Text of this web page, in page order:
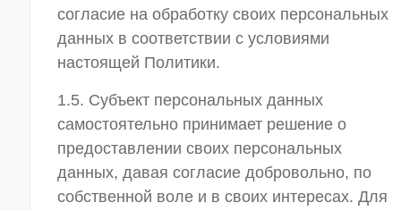
согласие на обработку своих персональных
данных в соответствии с условиями
настоящей Политики.
1.5. Субъект персональных данных
самостоятельно принимает решение о
предоставлении своих персональных
данных, давая согласие добровольно, по
собственной воле и в своих интересах. Для